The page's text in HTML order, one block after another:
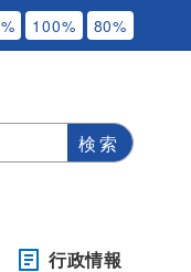
100% 80%
行政情報